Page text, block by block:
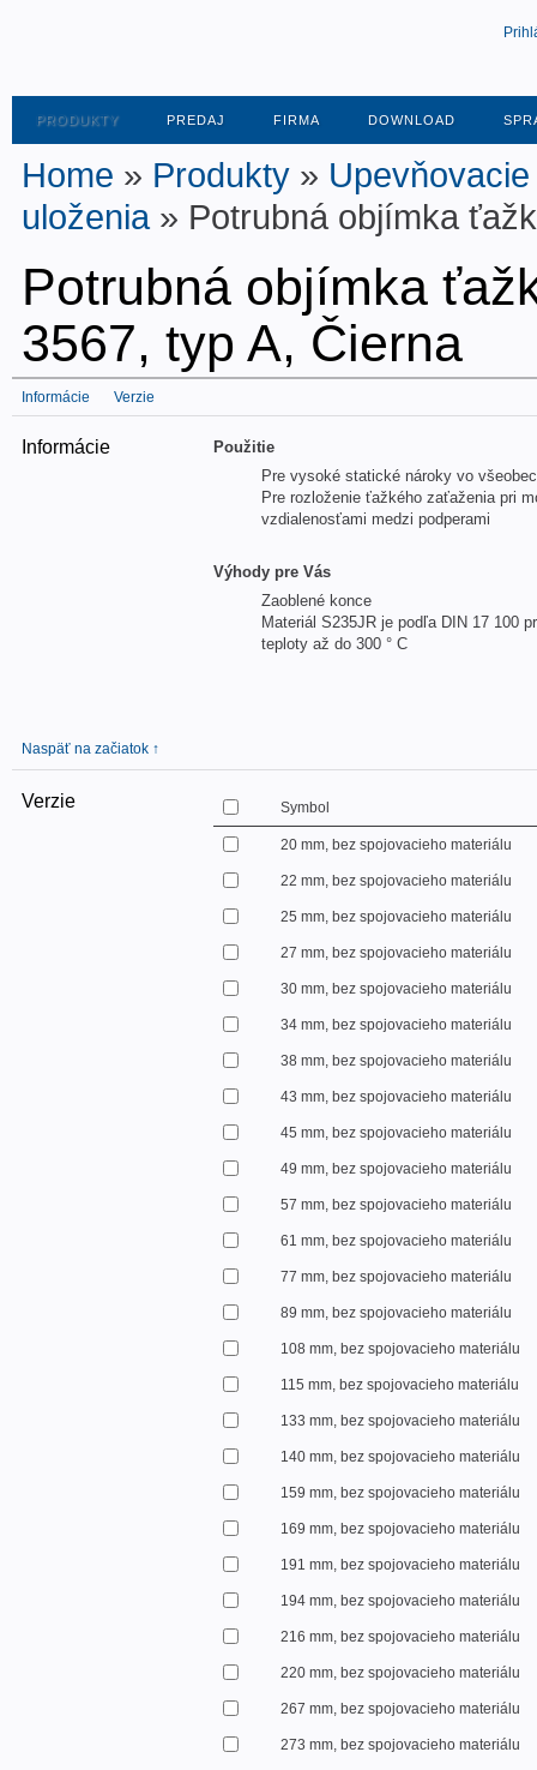
PRODUKTY PREDAJ FIRMA DOWNLOAD
Home » Produkty »
uloženia » Potrubná objímka
Potrubná objímka
3567, typ A, Čierna
Informácie Verzie
Informácie
Použitie
Pre vysoké statické nároky vo
Pre rozloženie ťažkého zaťaženia pri
vzdialenosťami medzi podperami
Výhody pre Vás
Zaoblené konce
Materiál S235JR je podľa DIN 17 100
teploty až do 300 ° C
Naspäť na začiatok ↑
Verzie Symbol
20 mm, bez spojovacieho materiálu
22 mm, bez spojovacieho materiálu
25 mm, bez spojovacieho materiálu
27 mm, bez spojovacieho materiálu
30 mm, bez spojovacieho materiálu
34 mm, bez spojovacieho materiálu
38 mm, bez spojovacieho materiálu
43 mm, bez spojovacieho materiálu
45 mm, bez spojovacieho materiálu
49 mm, bez spojovacieho materiálu
57 mm, bez spojovacieho materiálu
61 mm, bez spojovacieho materiálu
77 mm, bez spojovacieho materiálu
89 mm, bez spojovacieho materiálu
108 mm, bez spojovacieho materiálu
115 mm, bez spojovacieho materiálu
133 mm, bez spojovacieho materiálu
140 mm, bez spojovacieho materiálu
159 mm, bez spojovacieho materiálu
169 mm, bez spojovacieho materiálu
191 mm, bez spojovacieho materiálu
194 mm, bez spojovacieho materiálu
216 mm, bez spojovacieho materiálu
220 mm, bez spojovacieho materiálu
267 mm, bez spojovacieho materiálu
273 mm, bez spojovacieho materiálu